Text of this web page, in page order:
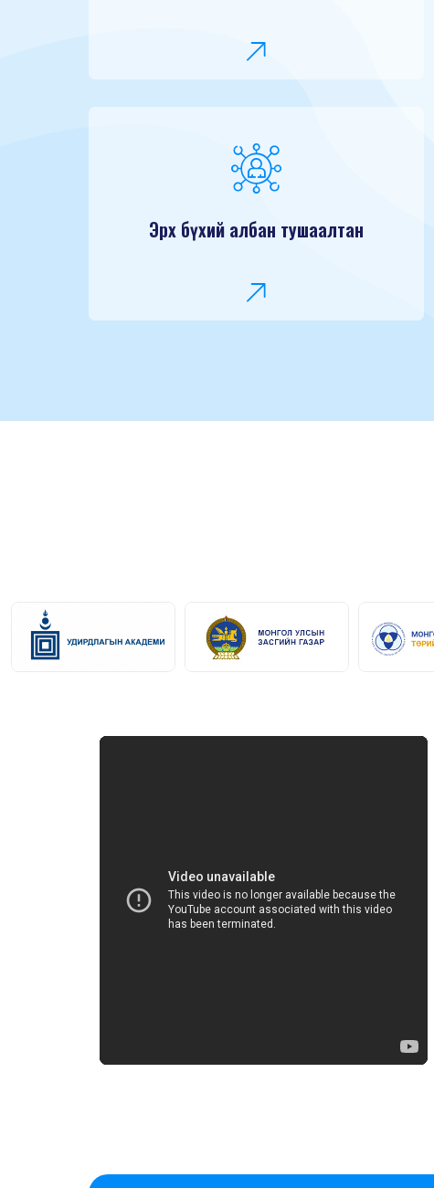
Эрх бүхий албан тушаалтан